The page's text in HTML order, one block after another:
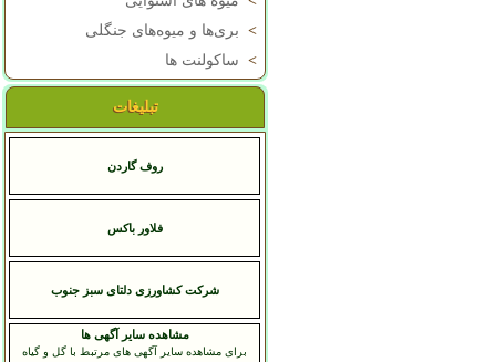
> بری‌ها و میوه‌های جنگلی
> ساکولنت ها
تبلیغات
روف گاردن
فلاور باکس
شرکت کشاورزی دلتای سبز جنوب
مشاهده سایر آگهی ها
برای مشاهده سایر آگهی های مرتبط با گل و گیاه